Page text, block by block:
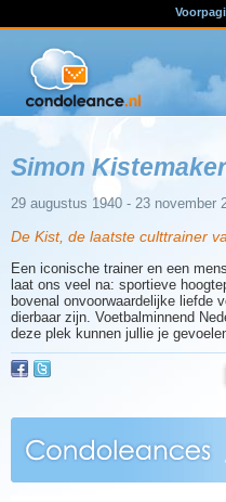
Simon Kistemaker
29 augustus 1940 - 23 november
De Kist, de laatste culttrainer
Een iconische trainer en een
laat ons veel na: sportieve
bovenal onvoorwaardelijke liefde
dierbaar zijn. Voetbalminnend
deze plek kunnen jullie je